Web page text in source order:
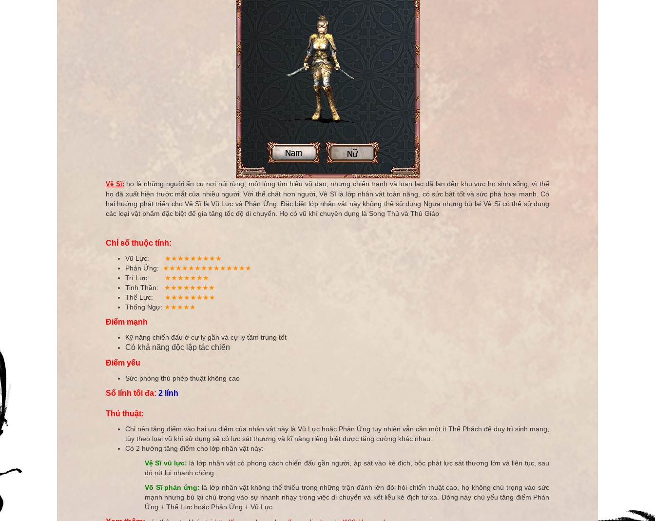
Vệ Sĩ: họ là những người ẩn cư nơi núi rừng, một lòng tìm hiểu võ đạo, nhưng chiến tranh và loạn lạc đã lan đến khu vực họ sinh sống, vì thế
họ đã xuất hiện trước mắt của nhiều người. Với thể chất hơn người, Vệ Sĩ là lớp nhân vật toàn năng, có sức bật tốt và sức phá hoại mạnh. Có
hai hướng phát triển cho Vệ Sĩ là Vũ Lực và Phản Ứng. Đặc biệt lớp nhân vật này không thể sử dụng Ngựa nhưng bù lại Vệ Sĩ có thể sử dụng
các loại vật phẩm đặc biệt để gia tăng tốc độ di chuyển. Họ có vũ khí chuyên dụng là Song Thủ và Thủ Giáp
Chỉ số thuộc tính:
Vũ Lực: ★★★★★★★★★
Phản Ứng: ★★★★★★★★★★★★★★
Trí Lực: ★★★★★★★
Tinh Thần: ★★★★★★★★
Thể Lực:
★★★★★★★★
Thống Ngự: ★★★★★
Điểm mạnh
Kỹ năng chiến đấu ở cự ly gần và cự ly tầm trung tốt
Có khả năng độc lập tác chiến
Điểm yếu
Sức phòng thủ phép thuật không cao
Số lính tối đa: 2 lính
Thủ thuật:
Chỉ nên tăng điểm vào hai ưu điểm của nhân vật này là Vũ Lực hoặc Phản Ứng tuy nhiên vẫn cần một ít Thể Phách để duy trì sinh mạng,
tùy theo lọai vũ khí sử dụng sẽ có lực sát thương và kĩ năng riêng biệt được tăng cường khác nhau.
Có 2 hướng tăng điểm cho lớp nhân vật này:
Vệ Sĩ vũ lực: là lớp nhân vật có phong cách chiến đấu gần người, áp sát vào kẻ địch, bộc phát lực sát thương lớn và liên tục, sau
đó rút lui nhanh chóng.
Võ Sĩ phản ứng: là lớp nhân vật không thể thiếu trong những trận đánh lớn đòi hỏi chiến thuật cao, họ không chú trọng vào sức
mạnh nhưng bù lại chú trọng vào sự nhanh nhạy trong việc di chuyển và kết liễu kẻ địch từ xa. Dòng này chủ yếu tăng điểm Phản
Ứng + Thể Lực hoặc Phản Ứng + Vũ Lực.